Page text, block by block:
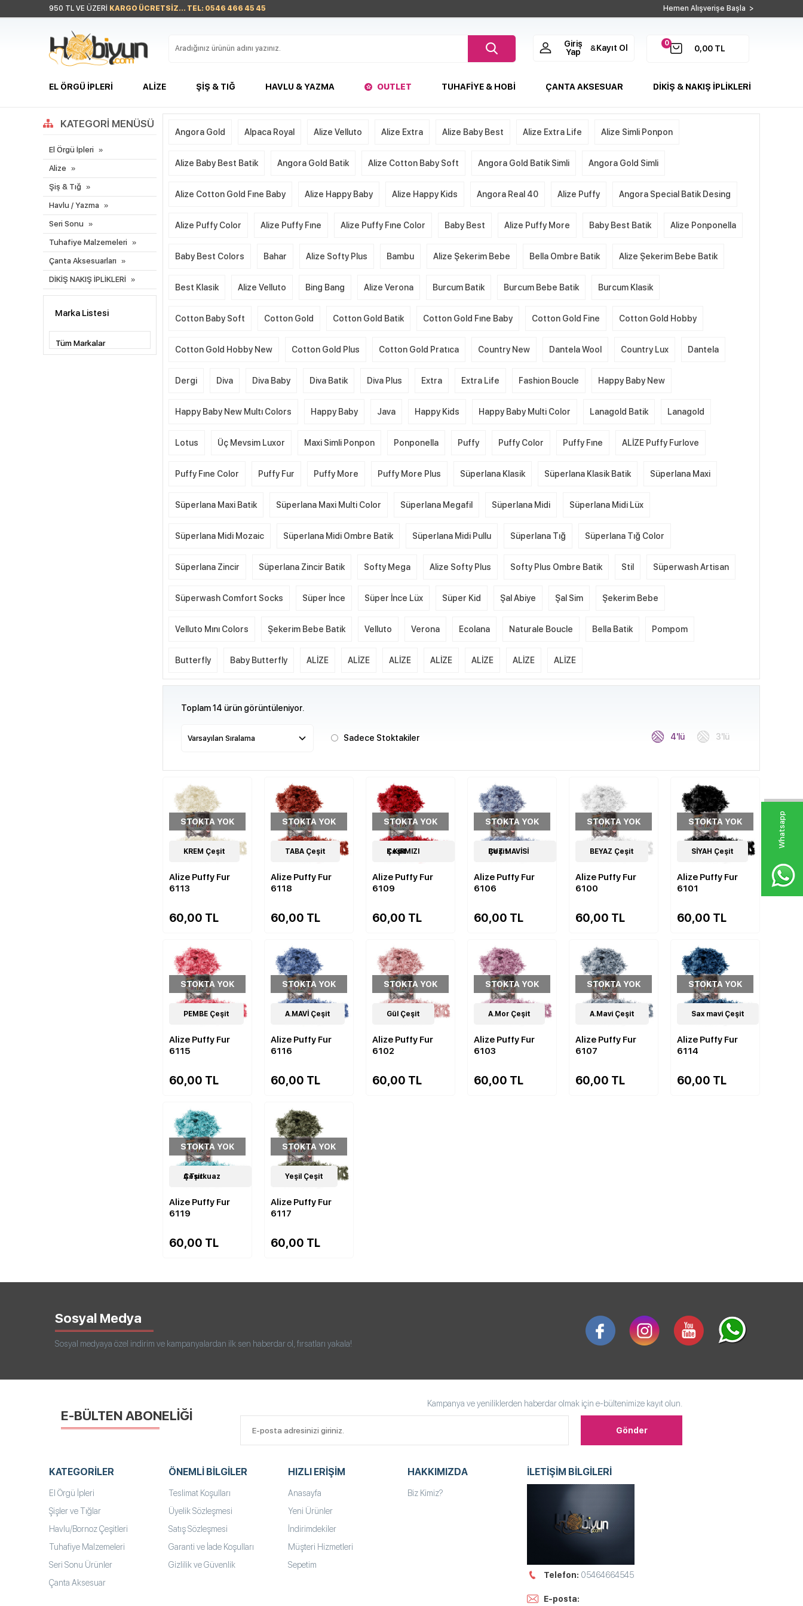
W
h
a
s
p
p
D
e
s
e
H
a
t
t
950 TL VE ÜZERİ KARGO ÜCRETSİZ... TEL: 0546 466 45 45 Hemen Alışverişe Başla >
0
0,00 TL
Giriş
Yap
& Kayıt Ol
EL ÖRGÜ İPLERI ALIZE ŞIŞ & TIĞ HAVLU & YAZMA OUTLET TUHAFIYE & HOBI ÇANTA AKSESUAR DİKİŞ & NAKIŞ İPLİKLERİ
KATEGORI MENÜSÜ
El Örgü İpleri
Alize
Şiş & Tığ
Havlu / Yazma
Seri Sonu
Tuhafiye Malzemeleri
Çanta Aksesuarları
DİKİŞ NAKIŞ İPLİKLERİ
Marka Listesi
Angora Gold Alpaca Royal Alize Velluto Alize Extra Alize Baby Best Alize Extra Life Alize Simli Ponpon
Alize Baby Best Batik Angora Gold Batik Alize Cotton Baby Soft Angora Gold Batik Simli Angora Gold Simli
Alize Cotton Gold Fıne Baby Alize Happy Baby Alize Happy Kids Angora Real 40 Alize Puffy Angora Special Batik Desing
Alize Puffy Color Alize Puffy Fıne Alize Puffy Fıne Color Baby Best Alize Puffy More Baby Best Batik Alize Ponponella
Baby Best Colors Bahar Alize Softy Plus Bambu Alize Şekerim Bebe Bella Ombre Batik Alize Şekerim Bebe Batik
Best Klasik Alize Velluto Bing Bang Alize Verona Burcum Batik Burcum Bebe Batik Burcum Klasik
Cotton Baby Soft Cotton Gold Cotton Gold Batik Cotton Gold Fıne Baby Cotton Gold Fine Cotton Gold Hobby
Cotton Gold Hobby New Cotton Gold Plus Cotton Gold Pratıca Country New Dantela Wool Country Lux Dantela
Dergi Diva Diva Baby Diva Batik Diva Plus Extra Extra Life Fashion Boucle Happy Baby New
Happy Baby New Multı Colors Happy Baby Java Happy Kids Happy Baby Multi Color Lanagold Batik Lanagold
Lotus Üç Mevsim Luxor Maxi Simli Ponpon Ponponella Puffy Puffy Color Puffy Fıne ALİZE Puffy Furlove
Puffy Fıne Color Puffy Fur Puffy More Puffy More Plus Süperlana Klasik Süperlana Klasik Batik Süperlana Maxi
Süperlana Maxi Batik Süperlana Maxi Multi Color Süperlana Megafil Süperlana Midi Süperlana Midi Lüx
Süperlana Midi Mozaic Süperlana Midi Ombre Batik Süperlana Midi Pullu Süperlana Tığ Süperlana Tığ Color
Süperlana Zincir Süperlana Zincir Batik Softy Mega Alize Softy Plus Softy Plus Ombre Batik Stil Süperwash Artisan
Süperwash Comfort Socks Süper İnce Süper İnce Lüx Süper Kid Şal Abiye Şal Sim Şekerim Bebe
Velluto Mını Colors Şekerim Bebe Batik Velluto Verona Ecolana Naturale Boucle Bella Batik Pompom
Butterfly Baby Butterfly ALİZE ALİZE ALİZE ALİZE ALİZE ALİZE ALİZE
Toplam 14 ürün görüntüleniyor.
Sadece Stoktakiler 4'lü 3'lü
14Çeşit
STOKTA YOK
KREM Çeşit
Alize Puffy Fur
6113
60,00 TL
14Çeşit
STOKTA YOK
TABA Çeşit
Alize Puffy Fur
6118
60,00 TL
14Çeşit
STOKTA YOK
K.KIRMIZI Çeşit
Alize Puffy Fur
6109
60,00 TL
14Çeşit
STOKTA YOK
BUZ MAVİSİ Çeşit
Alize Puffy Fur
6106
60,00 TL
14Çeşit
STOKTA YOK
BEYAZ Çeşit
Alize Puffy Fur
6100
60,00 TL
14Çeşit
STOKTA YOK
SİYAH Çeşit
Alize Puffy Fur
6101
60,00 TL
14Çeşit
STOKTA YOK
PEMBE Çeşit
Alize Puffy Fur
6115
60,00 TL
14Çeşit
STOKTA YOK
A.MAVİ Çeşit
Alize Puffy Fur
6116
60,00 TL
14Çeşit
STOKTA YOK
Gül Çeşit
Alize Puffy Fur
6102
60,00 TL
14Çeşit
STOKTA YOK
A.Mor Çeşit
Alize Puffy Fur
6103
60,00 TL
14Çeşit
STOKTA YOK
A.Mavi Çeşit
Alize Puffy Fur
6107
60,00 TL
14Çeşit
STOKTA YOK
Sax mavi Çeşit
Alize Puffy Fur
6114
60,00 TL
14Çeşit
STOKTA YOK
A.Turkuaz Çeşit
Alize Puffy Fur
6119
60,00 TL
14Çeşit
STOKTA YOK
Yeşil Çeşit
Alize Puffy Fur
6117
60,00 TL
Sosyal Medya
Sosyal medyaya özel indirim ve kampanyalardan ilk sen haberdar ol, fırsatları yakala!
E-BÜLTEN ABONELİĞİ
Kampanya ve yeniliklerden haberdar olmak için e-bültenimize kayıt olun.
KATEGORILER
El Örgü İpleri
Şişler ve Tığlar
Havlu/Bornoz Çeşitleri
Tuhafiye Malzemeleri
Seri Sonu Ürünler
Çanta Aksesuar
ÖNEMLI BILGILER
Teslimat Koşulları
Üyelik Sözleşmesi
Satış Sözleşmesi
Garanti ve İade Koşulları
Gizlilik ve Güvenlik
HIZLI ERIŞIM
Anasayfa
Yeni Ürünler
İndirimdekiler
Müşteri Hizmetleri
Sepetim
HAKKIMIZDA
Biz Kimiz?
İLETİŞİM BİLGİLERİ
Telefon: 05464664545
E-posta: